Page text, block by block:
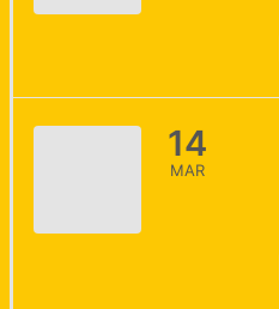
14
MAR